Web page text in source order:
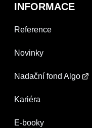
INFORMACE
Reference
Novinky
Nadační fond Algo
Kariéra
E-booky